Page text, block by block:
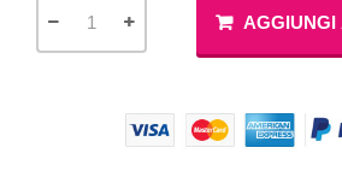
AGGIUNGI